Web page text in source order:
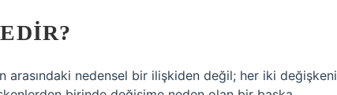
arasındaki nedensel bir ilişkiden değil; her iki değişkeni